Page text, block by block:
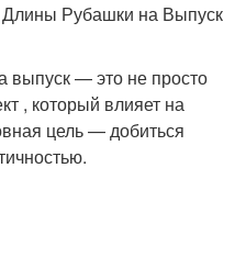
Рубашки на Выпуск
выпуск — это не просто
, который влияет на
цель — добиться